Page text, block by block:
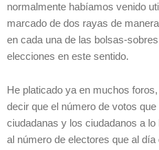
normalmente habíamos venido
marcado de dos rayas de
en cada una de las bolsas-
elecciones en este sentido.
He platicado ya en muchos
decir que el número de votos
ciudadanas y los ciudadanos a
al número de electores que al